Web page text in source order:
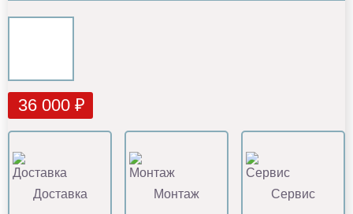
36 000 ₽
Доставка Монтаж Сервис